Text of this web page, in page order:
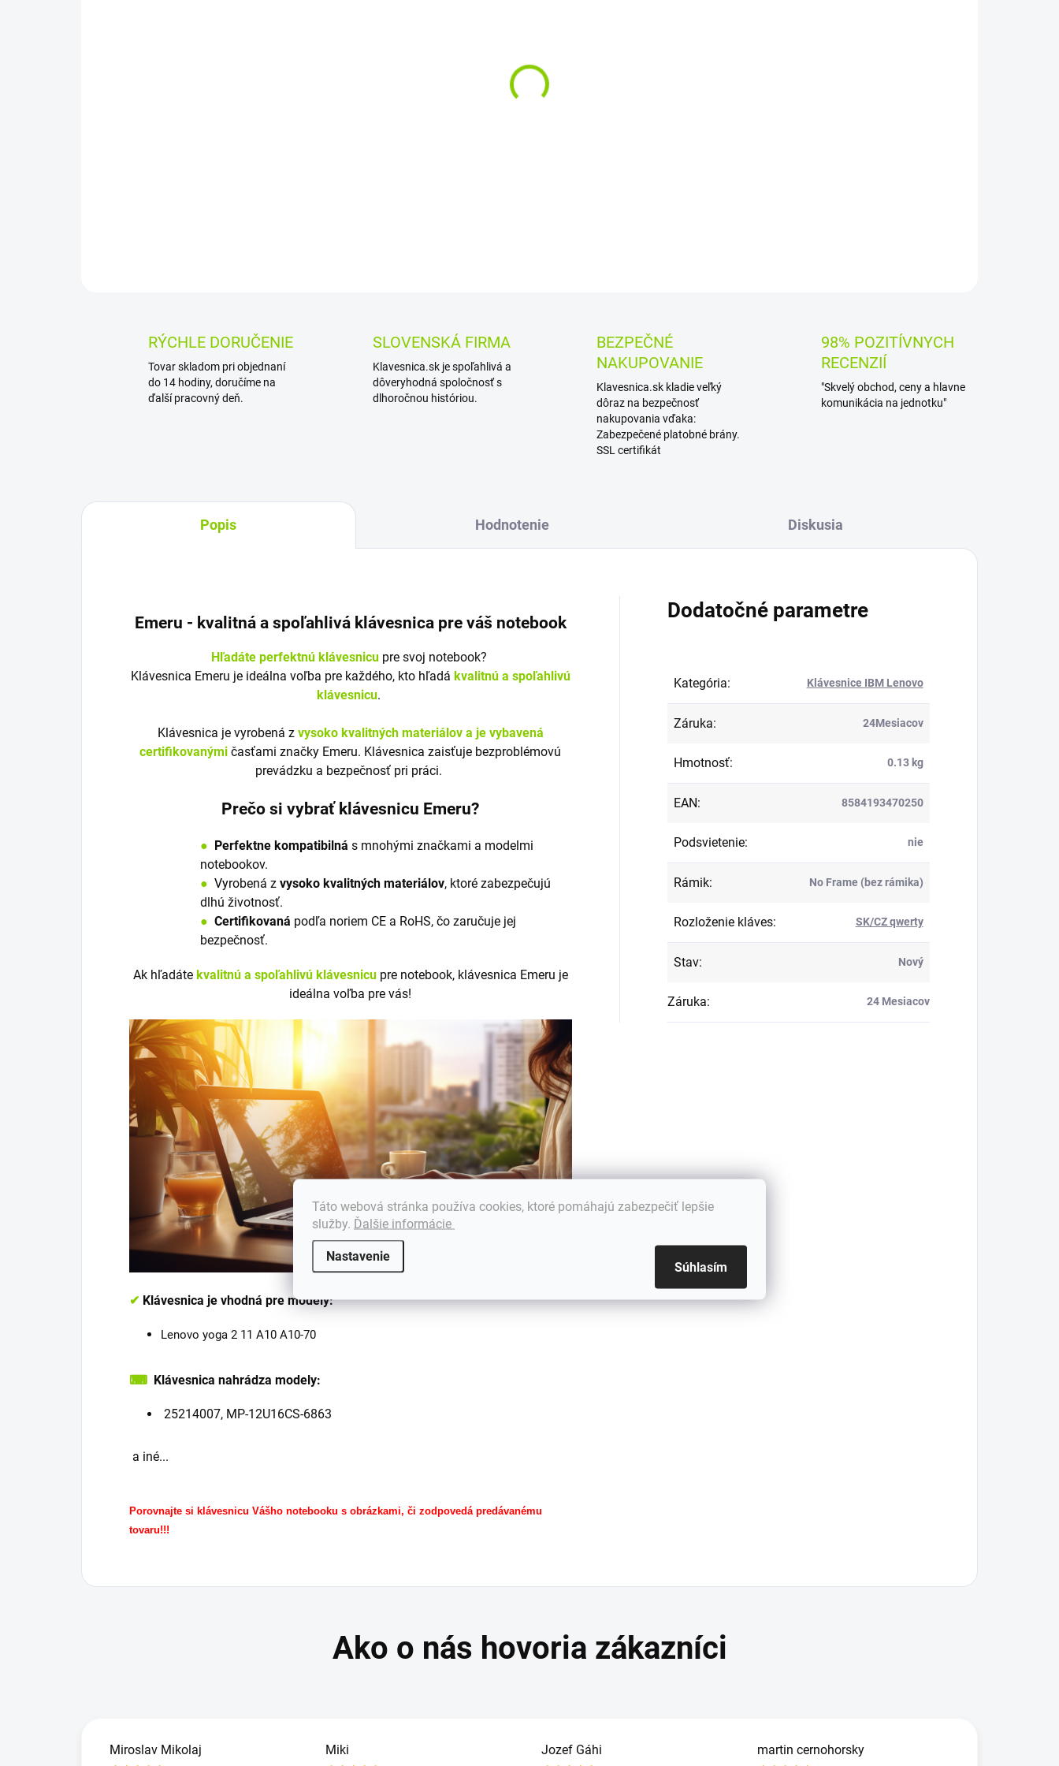
Táto webová stránka používa cookies, ktoré pomáhajú zabezpečiť lepšie
služby. Ďalšie informácie
Nastavenie
Súhlasím
RÝCHLE DORUČENIE
Tovar skladom pri objednaní
do 14 hodiny, doručíme na
ďalší pracovný deň.
SLOVENSKÁ FIRMA
Klavesnica.sk je spoľahlivá a
dôveryhodná spoločnosť s
dlhoročnou históriou.
BEZPEČNÉ
NAKUPOVANIE
Klavesnica.sk kladie veľký
dôraz na bezpečnosť
nakupovania vďaka:
Zabezpečené platobné brány.
SSL certifikát
98% POZITÍVNYCH
RECENZIÍ
"Skvelý obchod, ceny a hlavne
komunikácia na jednotku"
Popis Hodnotenie Diskusia
Emeru - kvalitná a spoľahlivá klávesnica pre váš notebook
Hľadáte perfektnú klávesnicupre svoj notebook?
Klávesnica Emeru je ideálna voľba pre každého, kto hľadá kvalitnú a spoľahlivú
klávesnicu.
Klávesnica je vyrobená z vysoko kvalitných materiálov a je vybavená
certifikovanými časťami značky Emeru. Klávesnica zaisťuje bezproblémovú
prevádzku a bezpečnosť pri práci.
Prečo si vybrať klávesnicu Emeru?
● Perfektne kompatibilná s mnohými značkami a modelmi
notebookov.
● Vyrobená z vysoko kvalitných materiálov, ktoré zabezpečujú
dlhú životnosť.
● Certifikovaná podľa noriem CE a RoHS, čo zaručuje jej
bezpečnosť.
Ak hľadáte kvalitnú a spoľahlivú klávesnicu pre notebook, klávesnica Emeru je
ideálna voľba pre vás!
✔ Klávesnica je vhodná pre modely:
Lenovo yoga 2 11 A10 A10-70
⌨ Klávesnica nahrádza modely:
25214007, MP-12U16CS-6863
a iné...
Porovnajte si klávesnicu Vášho notebooku s obrázkami, či zodpovedá predávanému
tovaru!!!
Dodatočné parametre
Kategória: Klávesnice IBM Lenovo
Záruka: 24Mesiacov
Hmotnosť: 0.13 kg
EAN: 8584193470250
Podsvietenie: nie
Rámik: No Frame (bez rámika)
Rozloženie kláves: SK/CZ qwerty
Stav: Nový
Záruka: 24 Mesiacov
Miroslav Mikolaj Miki Jozef Gáhi martin cernohorsky